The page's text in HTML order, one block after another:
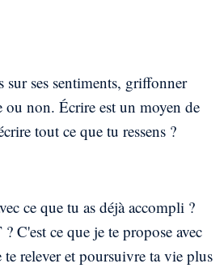
sur ses sentiments, griffonner
non. Écrire est un moyen de
tout ce que tu ressens ?
ce que tu as déjà accompli ?
C'est ce que je te propose avec
te relever et poursuivre ta vie plus